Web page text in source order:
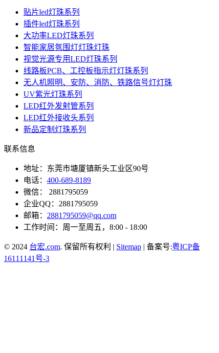
贴片led灯珠系列
插件led灯珠系列
大功率LED灯珠系列
智能家居氛围灯灯珠灯珠
视觉光源专用LED灯珠系列
线路板PCB、工控板指示灯灯珠系列
无人机照明、安防、消防、铁路信号灯灯珠
UV紫光灯珠系列
LED红外发射管系列
LED红外接收头系列
新品定制灯珠系列
联系信息
地址：东莞市塘厦镇新头工业区90号
电话： 400-689-8189
微信： 2881795059
企业QQ：2881795059
邮箱： 2881795059@qq.com
工作时间：周一至周五，8:00 - 18:00
© 2024 台宏.com. 保留所有权利 | Sitemap | 备案号:粤ICP备
16111141号-3